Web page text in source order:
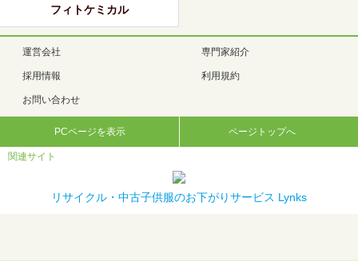
フィトケミカル
運営会社 専門家紹介
採用情報 利用規約
お問い合わせ
PCページを表示 ページトップへ
関連サイト
リサイクル・中古子供服のお下がりサービス Lynks